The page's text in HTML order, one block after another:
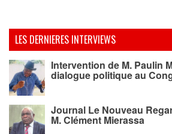
LES DERNIERES INTERVIEWS
Intervention de M. Paulin
dialogue politique au
Journal Le Nouveau
M. Clément Mierassa